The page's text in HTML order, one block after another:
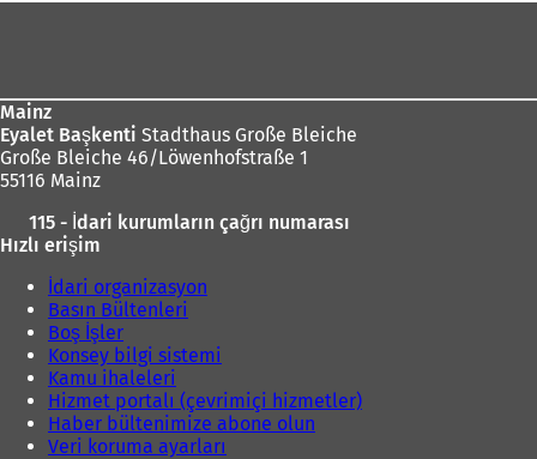
Mainz
Eyalet Başkenti Stadthaus Große Bleiche
Große Bleiche 46/Löwenhofstraße 1
55116 Mainz
115 - İdari kurumların çağrı numarası
Hızlı erişim
İdari organizasyon
Basın Bültenleri
Boş İşler
Konsey bilgi sistemi
Kamu ihaleleri
Hizmet portalı (çevrimiçi hizmetler)
Haber bültenimize abone olun
Veri koruma ayarları